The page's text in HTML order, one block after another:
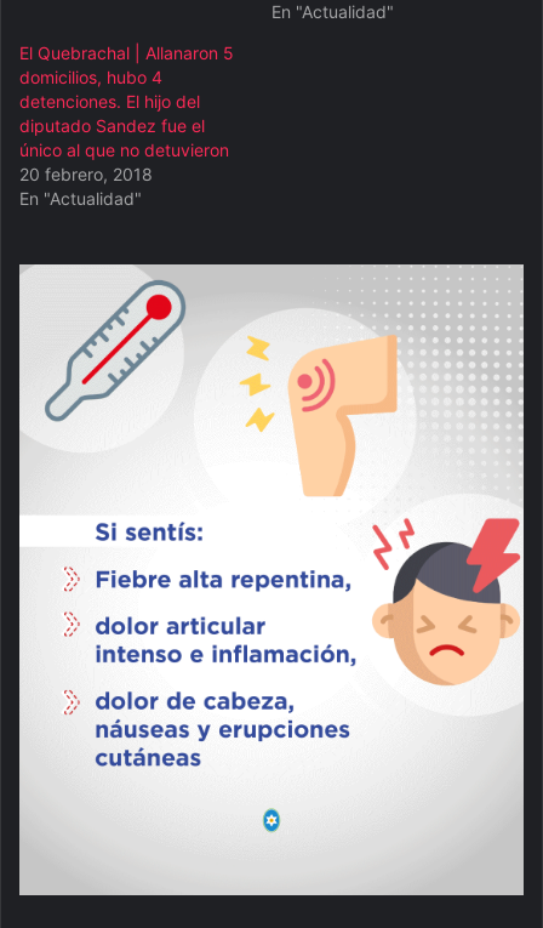
En "Actualidad"
El Quebrachal | Allanaron 5
domicilios, hubo 4
detenciones. El hijo del
diputado Sandez fue el
único al que no detuvieron
20 febrero, 2018
En "Actualidad"